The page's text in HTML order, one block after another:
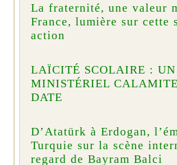
La fraternité, une valeur
France, lumière sur cette
action
LAÏCITÉ SCOLAIRE :
MINISTÉRIEL
DATE
D’Atatürk à Erdogan,
Turquie sur la scène
regard de Bayram Balci